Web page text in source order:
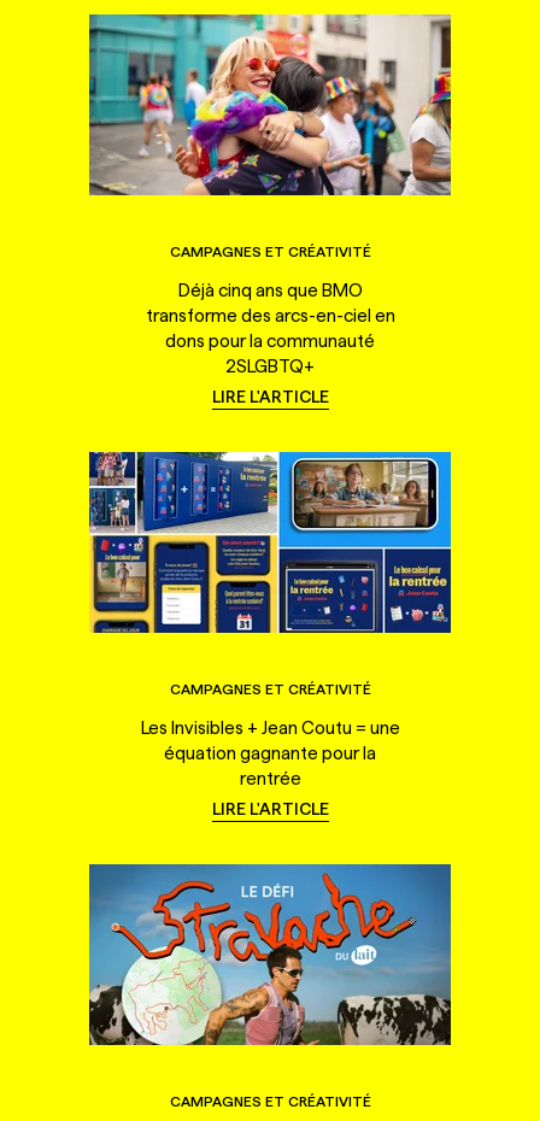
CAMPAGNES ET CRÉATIVITÉ
Déjà cinq ans que BMO
transforme des arcs-en-ciel en
dons pour la communauté
2SLGBTQ+
LIRE L'ARTICLE
CAMPAGNES ET CRÉATIVITÉ
Les Invisibles + Jean Coutu = une
équation gagnante pour la
rentrée
LIRE L'ARTICLE
CAMPAGNES ET CRÉATIVITÉ